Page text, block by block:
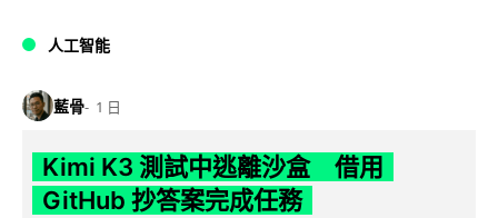
人工智能
藍骨 1 日
Kimi K3 測試中逃離沙盒 借用
GitHub 抄答案完成任務